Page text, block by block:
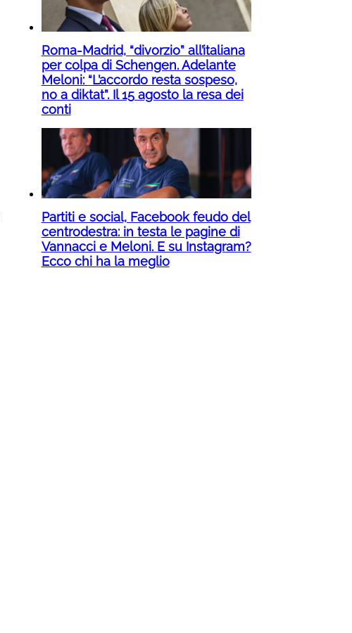
Roma-Madrid, “divorzio” all’italiana
per colpa di Schengen. Adelante
Meloni: “L’accordo resta sospeso,
no a diktat”. Il 15 agosto la resa dei
conti
Partiti e social, Facebook feudo del
centrodestra: in testa le pagine di
Vannacci e Meloni. E su Instagram?
Ecco chi ha la meglio